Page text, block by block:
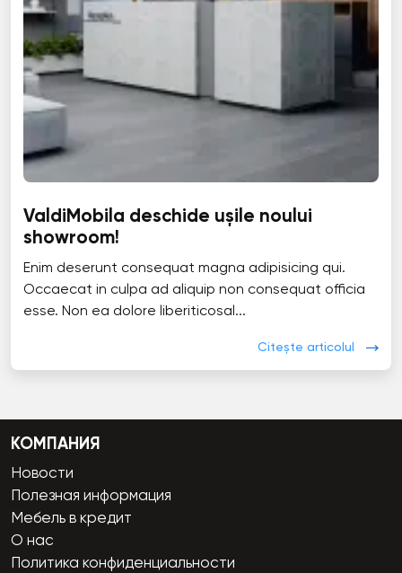
ValdiMobila deschide ușile noului
showroom!
Enim deserunt consequat magna adipisicing qui.
Occaecat in culpa ad aliquip non consequat officia
esse. Non ea dolore liberiticosal...
Citește articolul
КОМПАНИЯ
Новости
Полезная информация
Мебель в кредит
О нас
Политика конфиденциальности